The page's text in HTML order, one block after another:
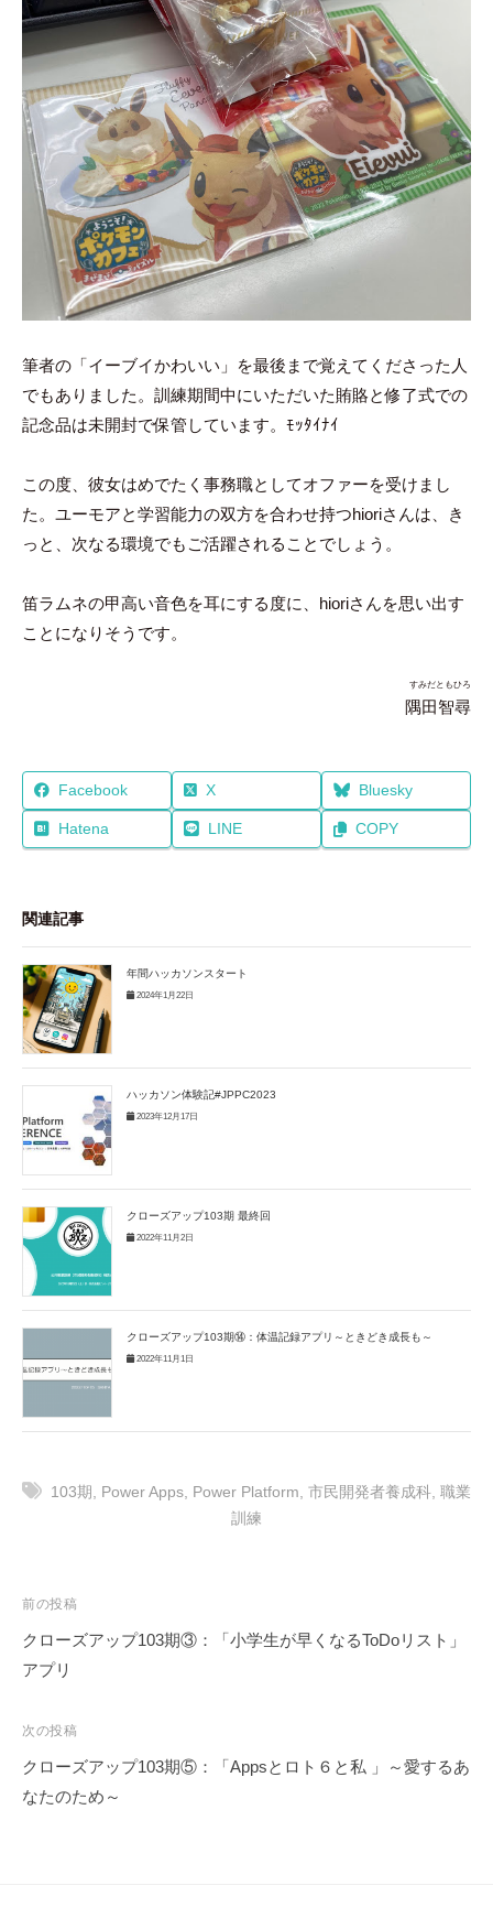
筆者の「イーブイかわいい」を最後まで覚えてくださった人
でもありました。訓練期間中にいただいた賄賂と修了式での
記念品は未開封で保管しています。ﾓｯﾀｲﾅｲ
この度、彼女はめでたく事務職としてオファーを受けまし
た。ユーモアと学習能力の双方を合わせ持つhioriさんは、き
っと、次なる環境でもご活躍されることでしょう。
笛ラムネの甲高い音色を耳にする度に、hioriさんを思い出す
ことになりそうです。
すみだともひろ
隅田智尋
Facebook X Bluesky
Hatena LINE COPY
関連記事
年間ハッカソンスタート
2024年1月22日
ハッカソン体験記#JPPC2023
2023年12月17日
クローズアップ103期 最終回
2022年11月2日
クローズアップ103期⑭：体温記録アプリ～ときどき成長も～
2022年11月1日
103期 , Power Apps, Power Platform, 市民開発者養成科, 職業
訓練
投
稿
ナ
ゲ
ー
シ
前の投稿
クローズアップ103期③：「小学生が早くなるToDoリスト」
アプリ
次の投稿
クローズアップ103期⑤：「Appsとロト６と私 」～愛するあ
なたのため～